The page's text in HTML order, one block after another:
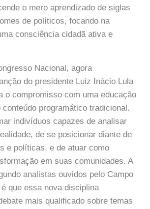
o mero aprendizado de siglas
de políticos, focando na
consciência cidadã ativa e
Nacional, agora
do presidente Luiz Inácio Lula
o compromisso com uma educação
programático tradicional.
indivíduos capazes de analisar
de se posicionar diante de
e políticas, e de atuar como
em suas comunidades. A
analistas ouvidos pelo Campo
que essa nova disciplina
mais qualificado sobre temas